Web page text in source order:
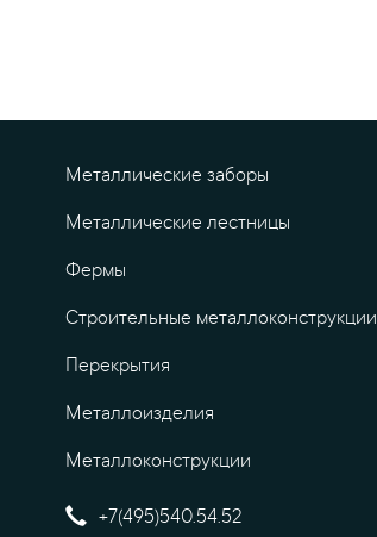
Металлические заборы
Металлические лестницы
Фермы
Строительные металлоконструкции
Перекрытия
Металлоизделия
Металлоконструкции
+7(495)540.54.52